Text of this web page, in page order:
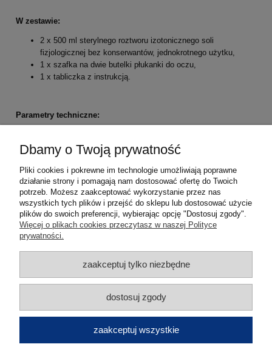
W zestawie:
2 x 500 ml sterylnego roztworu izotonicznego soli
fizjologicznej bez konserwantów, jednokrotnego użytku,
1 x szafka na dwie butelki płukanki do oczu,
1 x tabliczka z instrukcją.
Parametry techniczne:
kolor szafki: zielony,
wymiary płukanki: Ø 6,6 x 23,5 cm,
pojemność: 2 x 500 ml,
okres przydatności: 5 lat,
wyroby medyczne oznakowane znakiem CE.
Pomoc
Moje konto
Płatności i dostawa
Informacje
Dbamy o Twoją prywatność
Pliki cookies i pokrewne im technologie umożliwiają poprawne
działanie strony i pomagają nam dostosować ofertę do Twoich
potrzeb. Możesz zaakceptować wykorzystanie przez nas
wszystkich tych plików i przejść do sklepu lub dostosować użycie
plików do swoich preferencji, wybierając opcję "Dostosuj zgody".
Więcej o plikach cookies przeczytasz w naszej Polityce
prywatności.
zaakceptuj tylko niezbędne
dostosuj zgody
zaakceptuj wszystkie